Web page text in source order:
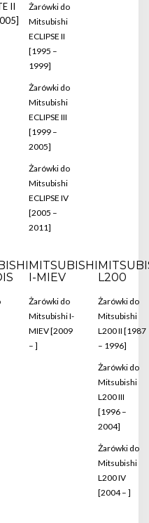
II
Żarówki do
Mitsubishi
ECLIPSE II
[1995 –
1999]
Żarówki do
Mitsubishi
ECLIPSE III
[1999 –
2005]
Żarówki do
Mitsubishi
ECLIPSE IV
[2005 –
2011]
MITSUBISHI
I-MIEV
Żarówki do
Mitsubishi I-
MIEV [2009
– ]
L200
Żarówki do
Mitsubishi
L200 II [1987
– 1996]
Żarówki do
Mitsubishi
L200 III
[1996 –
2004]
Żarówki do
Mitsubishi
L200 IV
[2004 – ]